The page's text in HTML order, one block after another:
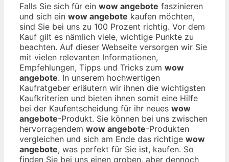
Falls Sie sich für ein wow angebote faszinieren
und sich ein wow angebote kaufen möchten,
sind Sie bei uns zu 100 Prozent richtig. Vor dem
Kauf gilt es nämlich viele, wichtige Punkte zu
beachten. Auf dieser Webseite versorgen wir Sie
mit vielen relevanten Informationen,
Empfehlungen, Tipps und Tricks zum wow
angebote. In unserem hochwertigen
Kaufratgeber erläutern wir ihnen die wichtigsten
Kaufkriterien und bieten ihnen somit eine Hilfe
bei der Kaufentscheidung für ihr neues wow
angebote-Produkt. Sie können bei uns zwischen
hervorragendem wow angebote-Produkten
vergleichen und sich am Ende das richtige wow
angebote, was perfekt für Sie ist, kaufen. So
finden Sie bei uns einen groben, aber dennoch